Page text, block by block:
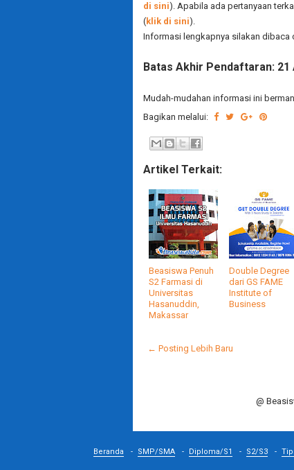
di sini). Apabila ada pertanyaan
(klik di sini).
Informasi lengkapnya silakan dibaca
Batas Akhir Pendaftaran: 21
Mudah-mudahan informasi ini
Bagikan melalui:
Artikel Terkait:
Beasiswa Penuh
S2 Farmasi di
Universitas
Hasanuddin,
Makassar
Double Degree
dari GS FAME
Institute of
Business
← Posting Lebih Baru
@
Beranda SMP/SMA Diploma/S1 S2/S3